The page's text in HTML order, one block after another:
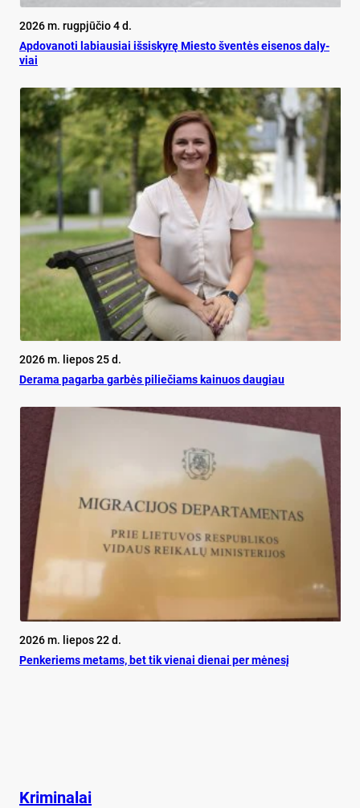
2026 m. rugpjūčio 4 d.
Ap­do­va­no­ti la­biau­siai iš­si­sky­rę Mies­to šven­tės ei­se­nos da­ly­
viai
2026 m. liepos 25 d.
De­ra­ma pa­gar­ba gar­bės pi­lie­čiams kai­nuos dau­giau
2026 m. liepos 22 d.
Pen­ke­riems me­tams, bet tik vie­nai die­nai per mė­ne­sį
Kriminalai